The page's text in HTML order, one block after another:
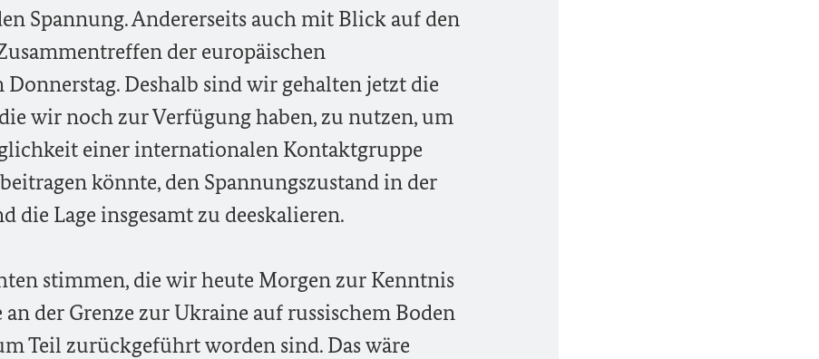
Spannung. Andererseits auch mit Blick auf den
der europäischen
Donnerstag. Deshalb sind wir gehalten jetzt die
wir noch zur Verfügung haben, zu nutzen, um
einer internationalen Kontaktgruppe
könnte, den Spannungszustand in der
die Lage insgesamt zu deeskalieren.
stimmen, die wir heute Morgen zur Kenntnis
an der Grenze zur Ukraine auf russischem Boden
Teil zurückgeführt worden sind. Das wäre